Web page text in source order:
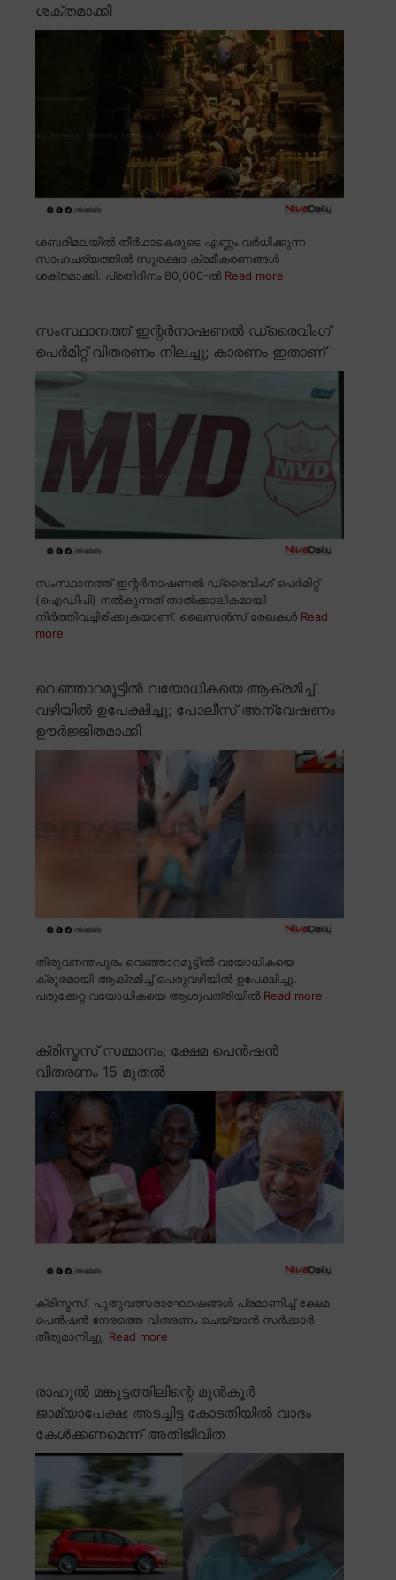
ശക്തമാക്കി
ശബരിമലയിൽ തീർഥാടകരുടെ എണ്ണം വർധിക്കുന്ന
സാഹചര്യത്തിൽ സുരക്ഷാ ക്രമീകരണങ്ങൾ
ശക്തമാക്കി. പ്രതിദിനം 80,000-ൽ Read more
സംസ്ഥാനത്ത് ഇന്റർനാഷണൽ ഡ്രൈവിംഗ്
പെർമിറ്റ് വിതരണം നിലച്ചു; കാരണം ഇതാണ്
സംസ്ഥാനത്ത് ഇന്റർനാഷണൽ ഡ്രൈവിംഗ് പെർമിറ്റ്
(ഐഡിപി) നൽകുന്നത് താൽക്കാലികമായി
നിർത്തിവച്ചിരിക്കുകയാണ്. ലൈസൻസ് രേഖകൾ Read
more
വെഞ്ഞാറമൂട്ടിൽ വയോധികയെ ആക്രമിച്ച്
വഴിയിൽ ഉപേക്ഷിച്ചു; പോലീസ് അന്വേഷണം
ഊർജ്ജിതമാക്കി
തിരുവനന്തപുരം വെഞ്ഞാറമൂട്ടിൽ വയോധികയെ
ക്രൂരമായി ആക്രമിച്ച് പെരുവഴിയിൽ ഉപേക്ഷിച്ചു.
പരുക്കേറ്റ വയോധികയെ ആശുപത്രിയിൽ Read more
ക്രിസ്മസ് സമ്മാനം; ക്ഷേമ പെൻഷൻ
വിതരണം 15 മുതൽ
ക്രിസ്മസ്, പുതുവത്സരാഘോഷങ്ങൾ പ്രമാണിച്ച് ക്ഷേമ
പെൻഷൻ നേരത്തെ വിതരണം ചെയ്യാൻ സർക്കാർ
തീരുമാനിച്ചു. Read more
രാഹുൽ മങ്കൂട്ടത്തിലിന്റെ മുൻകൂർ
ജാമ്യാപേക്ഷ; അടച്ചിട്ട കോടതിയിൽ വാദം
കേൾക്കണമെന്ന് അതിജീവിത